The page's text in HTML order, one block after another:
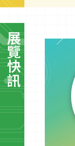
展覽快訊